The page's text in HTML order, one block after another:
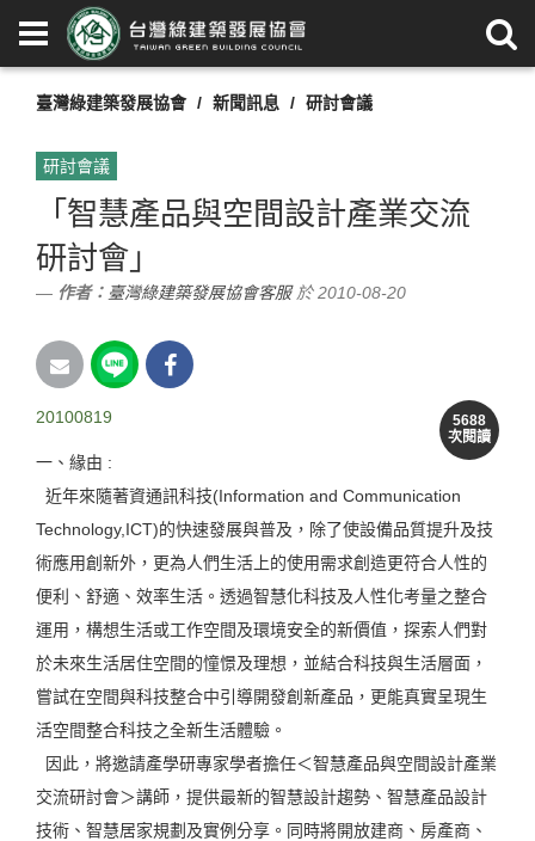
臺灣綠建築發展協會 新聞訊息 研討會議
研討會議
「智慧產品與空間設計產業交流
研討會」
作者： 臺灣綠建築發展協會客服於 2010-08-20
5688
次閱讀
20100819
一、緣由 :
近年來隨著資通訊科技(Information and Communication
Technology,ICT)的快速發展與普及，除了使設備品質提升及技
術應用創新外，更為人們生活上的使用需求創造更符合人性的
便利、舒適、效率生活。透過智慧化科技及人性化考量之整合
運用，構想生活或工作空間及環境安全的新價值，探索人們對
於未來生活居住空間的憧憬及理想，並結合科技與生活層面，
嘗試在空間與科技整合中引導開發創新產品，更能真實呈現生
活空間整合科技之全新生活體驗。
因此，將邀請產學研專家學者擔任＜智慧產品與空間設計產業
交流研討會＞講師，提供最新的智慧設計趨勢、智慧產品設計
技術、智慧居家規劃及實例分享。同時將開放建商、房產商、